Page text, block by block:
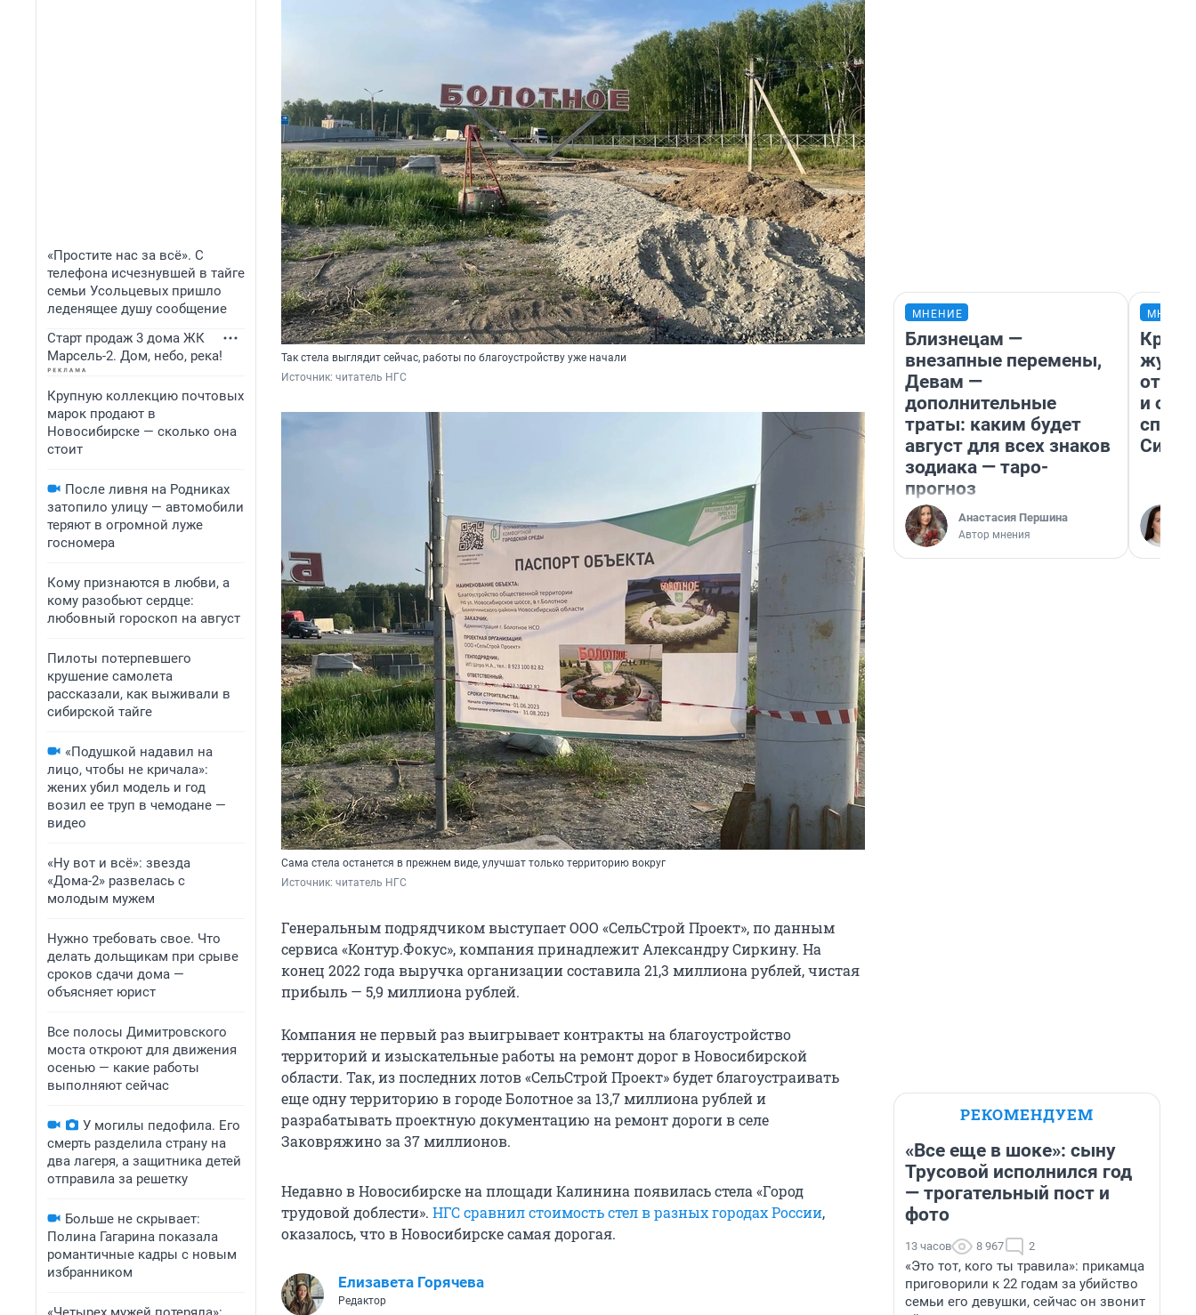
«Простите нас за всё». С
телефона исчезнувшей в тайге
семьи Усольцевых пришло
леденящее душу сообщение
Старт продаж 3 дома ЖК
Марсель-2. Дом, небо, река!
Крупную коллекцию почтовых
марок продают в
Новосибирске — сколько она
стоит
После ливня на Родниках
затопило улицу — автомобили
теряют в огромной луже
госномера
Кому признаются в любви, а
кому разобьют сердце:
любовный гороскоп на август
Пилоты потерпевшего
крушение самолета
рассказали, как выживали в
сибирской тайге
«Подушкой надавил на
лицо, чтобы не кричала»:
жених убил модель и год
возил ее труп в чемодане —
видео
«Ну вот и всё»: звезда
«Дома-2» развелась с
молодым мужем
Нужно требовать свое. Что
делать дольщикам при срыве
сроков сдачи дома —
объясняет юрист
Все полосы Димитровского
моста откроют для движения
осенью — какие работы
выполняют сейчас
У могилы педофила. Его
смерть разделила страну на
два лагеря, а защитника детей
отправила за решетку
Больше не скрывает:
Полина Гагарина показала
романтичные кадры с новым
избранником
Так стела выглядит сейчас, работы по благоустройству уже начали
Источник: читатель НГС
Сама стела останется в прежнем виде, улучшат только территорию вокруг
Источник: читатель НГС
Генеральным подрядчиком выступает ООО «СельСтрой Проект», по данным
сервиса «Контур.Фокус», компания принадлежит Александру Сиркину. На
конец 2022 года выручка организации составила 21,3 миллиона рублей, чистая
прибыль — 5,9 миллиона рублей.
Компания не первый раз выигрывает контракты на благоустройство
территорий и изыскательные работы на ремонт дорог в Новосибирской
области. Так, из последних лотов «СельСтрой Проект» будет благоустраивать
еще одну территорию в городе Болотное за 13,7 миллиона рублей и
разрабатывать проектную документацию на ремонт дороги в селе
Заковряжино за 37 миллионов.
Недавно в Новосибирске на площади Калинина появилась стела «Город
трудовой доблести». НГС сравнил стоимость стел в разных городах России,
оказалось, что в Новосибирске самая дорогая.
Елизавета Горячева
Редактор
МНЕНИЕ
Близнецам —
внезапные перемены,
Девам —
дополнительные
траты: каким будет
август для всех знаков
зодиака — таро-
прогноз
Анастасия Першина
Автор мнения
и
РЕКОМЕНДУЕМ
«Все еще в шоке»: сыну
Трусовой исполнился год
— трогательный пост и
фото
13 часов 8 967 2
«Это тот, кого ты травила»: прикамца
приговорили к 22 годам за убийство
семьи его девушки, сейчас он звонит